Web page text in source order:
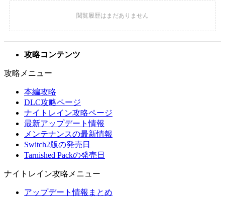
攻略コンテンツ
攻略メニュー
本編攻略
DLC攻略ページ
ナイトレイン攻略ページ
最新アップデート情報
メンテナンスの最新情報
Switch2版の発売日
Tarnished Packの発売日
ナイトレイン攻略メニュー
アップデート情報まとめ